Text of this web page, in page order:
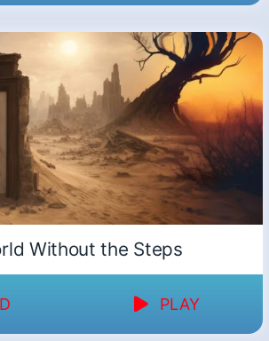
Without the Steps
PLAY